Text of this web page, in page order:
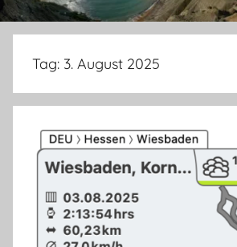
Tag: 3. August 2025